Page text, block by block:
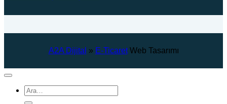
A2A Dijital » E-TicaretWeb Tasarımı
Ara: